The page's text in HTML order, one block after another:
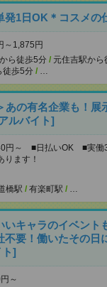
発1日OK＊コスメの
～1,875円
ら徒歩5分 / 元住吉駅から
徒歩5分 / …
あの有名企業も！展
ルバイト]
円～ ■日払いOK ■実働
ります！
橋駅 / 有楽町駅 / …
いキャラのイベント
要！働いたその日
]
～